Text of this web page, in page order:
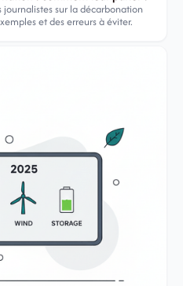
sur la décarbonation
et des erreurs à éviter.